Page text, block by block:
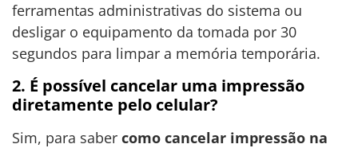
ferramentas administrativas do sistema ou
desligar o equipamento da tomada por 30
segundos para limpar a memória temporária.
2. É possível cancelar uma impressão
diretamente pelo celular?
Sim, para saber como cancelar impressão na